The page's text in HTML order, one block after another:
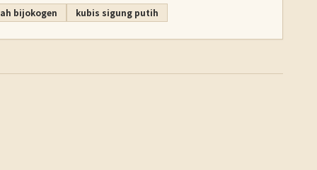
bijokogen kubis sigung putih